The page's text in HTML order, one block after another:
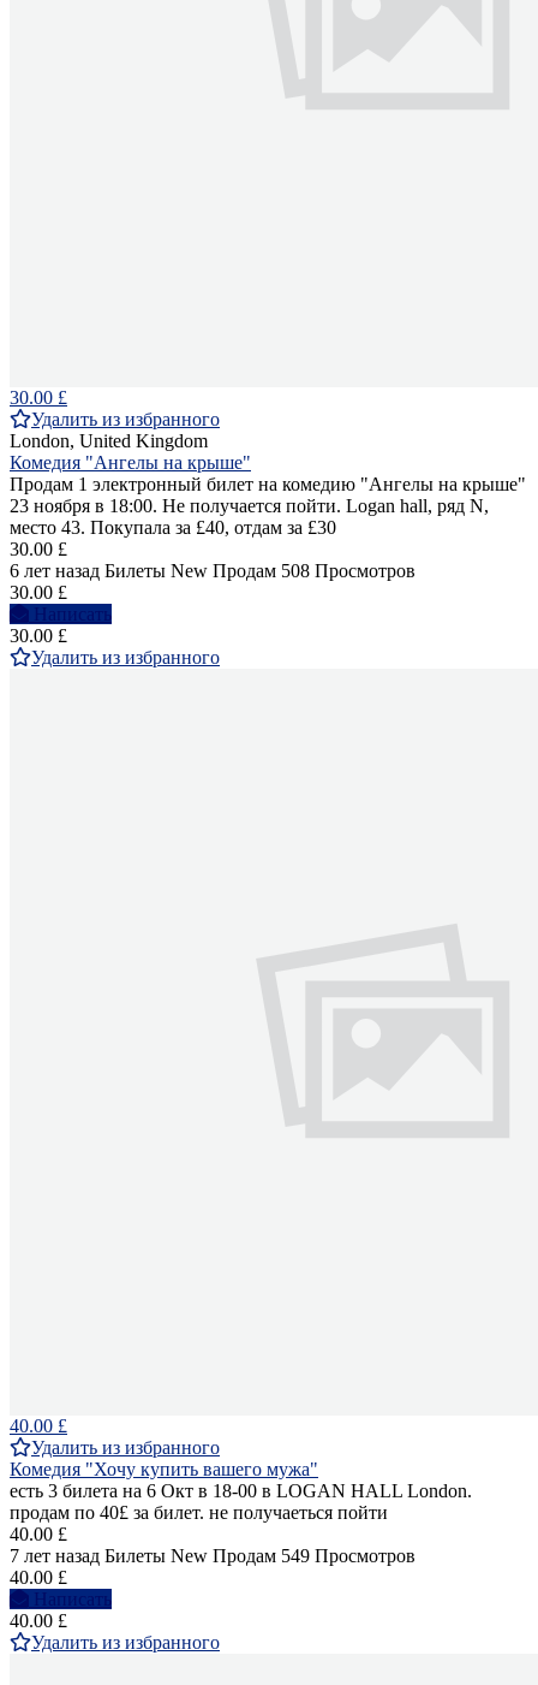
30.00 £
Удалить из избранного
London, United Kingdom
Комедия "Ангелы на крыше"
Продам 1 электронный билет на комедию "Ангелы на крыше"
23 ноября в 18:00. Не получается пойти. Logan hall, ряд N,
место 43. Покупала за £40, отдам за £30
30.00 £
6 лет назад Билеты New Продам 508 Просмотров
30.00 £
Написать
30.00 £
Удалить из избранного
40.00 £
Удалить из избранного
Комедия "Хочу купить вашего мужа"
есть 3 билета на 6 Окт в 18-00 в LOGAN HALL London.
продам по 40£ за билет. не получаеться пойти
40.00 £
7 лет назад Билеты New Продам 549 Просмотров
40.00 £
Написать
40.00 £
Удалить из избранного